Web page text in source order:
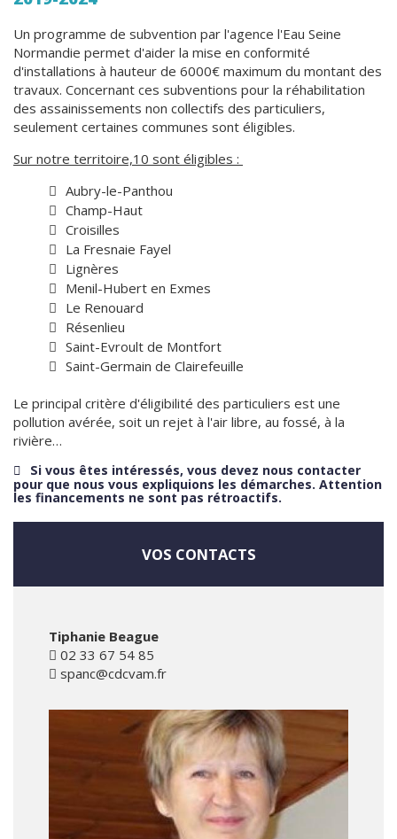
Un programme de subvention par l'agence l'Eau Seine
Normandie permet d'aider la mise en conformité
d'installations à hauteur de 6000€ maximum du montant des
travaux. Concernant ces subventions pour la réhabilitation
des assainissements non collectifs des particuliers,
seulement certaines communes sont éligibles.
Sur notre territoire,10 sont éligibles :
Aubry-le-Panthou
Champ-Haut
Croisilles
La Fresnaie Fayel
Lignères
Menil-Hubert en Exmes
Le Renouard
Résenlieu
Saint-Evroult de Montfort
Saint-Germain de Clairefeuille
Le principal critère d'éligibilité des particuliers est une
pollution avérée, soit un rejet à l'air libre, au fossé, à la
rivière…
Si vous êtes intéressés, vous devez nous contacter
pour que nous vous expliquions les démarches. Attention
les financements ne sont pas rétroactifs.
VOS CONTACTS
Tiphanie Beague
02 33 67 54 85
spanc@cdcvam.fr